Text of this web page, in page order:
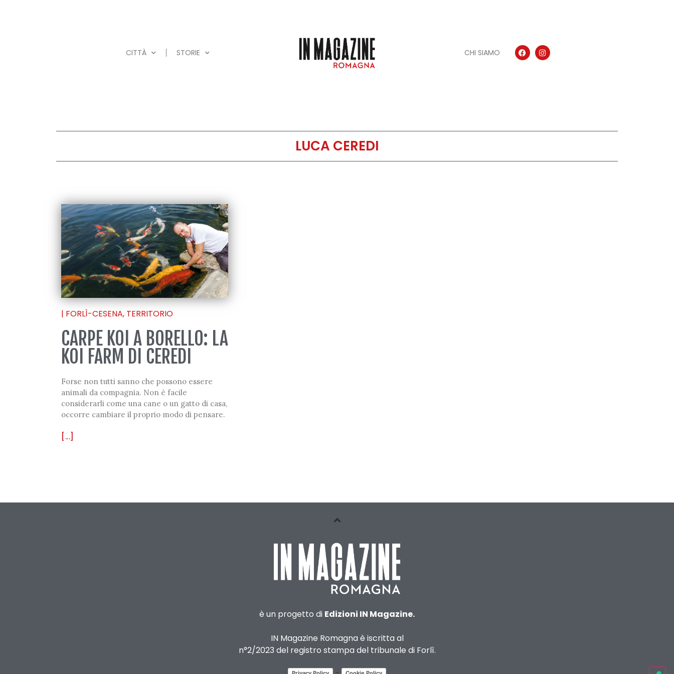
CITTÀ STORIE CHI SIAMO
LUCA CEREDI
| FORLÌ-CESENA, TERRITORIO
CARPE KOI A BORELLO: LA
KOI FARM DI CEREDI
Forse non tutti sanno che possono essere
animali da compagnia. Non è facile
considerarli come una cane o un gatto di casa,
occorre cambiare il proprio modo di pensare.
[...]
è un progetto di Edizioni IN Magazine.
IN Magazine Romagna è iscritta al
n°2/2023 del registro stampa del tribunale di Forlì.